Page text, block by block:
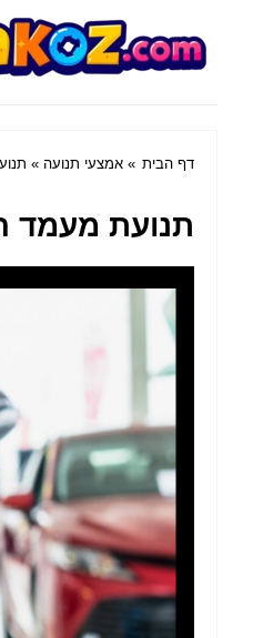
Cakoz.com
דף הבית » אמצעי תנועה »
תנועת מעמד